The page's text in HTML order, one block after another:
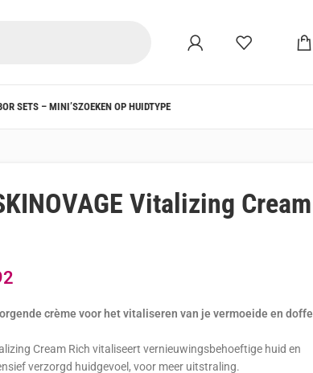
SETS – MINI’SZOEKEN OP HUIDTYPE
Vitalizing Cream
crème voor het vitaliseren van je vermoeide en doffe
Cream Rich vitaliseert vernieuwingsbehoeftige huid en
verzorgd huidgevoel, voor meer uitstraling.